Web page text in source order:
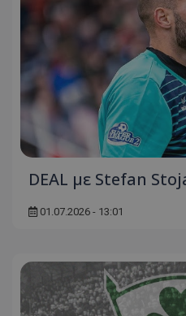
DEAL με Stefan
01.07.2026 - 13:01